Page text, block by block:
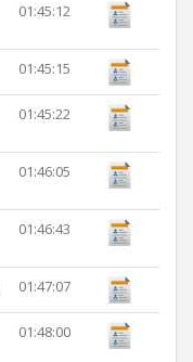
01:45:12
01:45:15
01:45:22
01:46:05
01:46:43
01:47:07
01:48:00